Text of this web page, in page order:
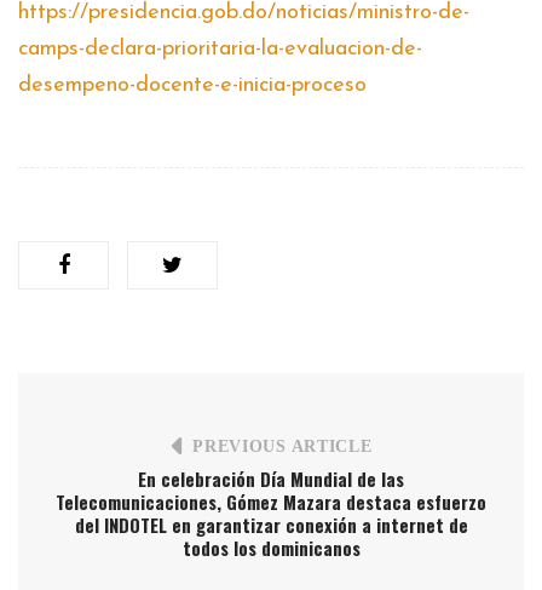
https://presidencia.gob.do/noticias/ministro-de-
camps-declara-prioritaria-la-evaluacion-de-
desempeno-docente-e-inicia-proceso
PREVIOUS ARTICLE
En celebración Día Mundial de las
Telecomunicaciones, Gómez Mazara destaca esfuerzo
del INDOTEL en garantizar conexión a internet de
todos los dominicanos